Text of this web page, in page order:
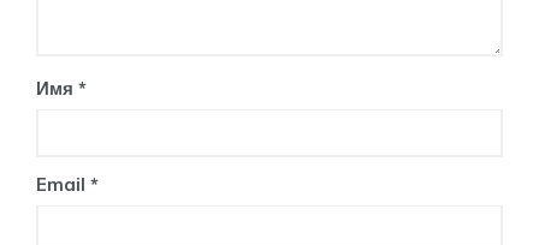
Имя *
Email *